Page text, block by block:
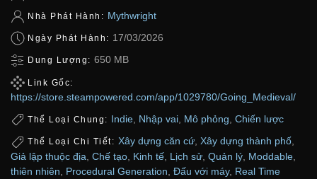
Nhà Phát Hành: Mythwright
Ngày Phát Hành: 17/03/2026
Dung Lượng: 650 MB
Link Gốc:
https://store.steampowered.com/app/1029780/Going_Medieval/
Thể Loại Chung: Indie Nhập vai Mô phỏng Chiến lược
Thể Loại Chi Tiết: Xây dựng căn cứ, Xây dựng thành phố,
Giả lập thuộc địa Chế tạo Kinh tế Lịch sử Quản lý Moddable
thiên nhiên
Procedural Generation Đấu với máy, Real Time